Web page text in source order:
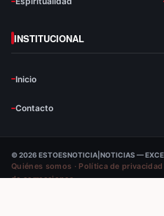
INSTITUCIONAL
Inicio
Contacto
© 2026 ESTOESNOTICIA|NOTICIAS —
Quiénes somos · Política de privacidad
de correcciones